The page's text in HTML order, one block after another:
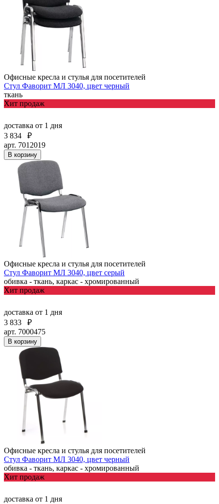
Офисные кресла и стулья для посетителей
Стул Фаворит МЛ 3040, цвет черный
ткань
Хит продаж
доставка от 1 дня
3 834
₽
арт. 7012019
В корзину
Офисные кресла и стулья для посетителей
Стул Фаворит МЛ 3040, цвет серый
обивка - ткань, каркас - хромированный
Хит продаж
доставка от 1 дня
3 833
₽
арт. 7000475
В корзину
Офисные кресла и стулья для посетителей
Стул Фаворит МЛ 3040, цвет черный
обивка - ткань, каркас - хромированный
Хит продаж
доставка от 1 дня